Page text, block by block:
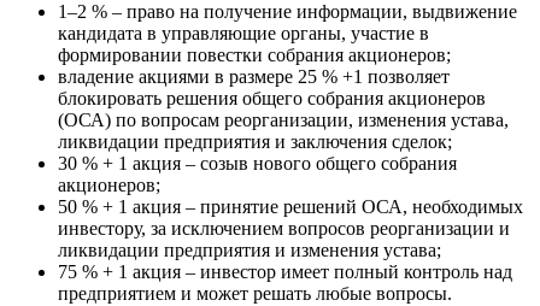
1–2 % – право на получение информации, выдвижение
кандидата в управляющие органы, участие в
формировании повестки собрания акционеров;
владение акциями в размере 25 % +1 позволяет
блокировать решения общего собрания акционеров
(ОСА) по вопросам реорганизации, изменения устава,
ликвидации предприятия и заключения сделок;
30 % + 1 акция – созыв нового общего собрания
акционеров;
50 % + 1 акция – принятие решений ОСА, необходимых
инвестору, за исключением вопросов реорганизации и
ликвидации предприятия и изменения устава;
75 % + 1 акция – инвестор имеет полный контроль над
предприятием и может решать любые вопросы.